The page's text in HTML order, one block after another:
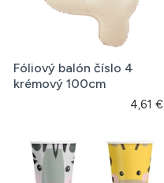
Fóliový balón číslo 4
krémový 100cm
4,61 €